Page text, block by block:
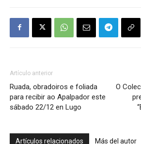
Artículo anterior
Ruada, obradoiros e foliada
para recibir ao Apalpador este
sábado 22/12 en Lugo
O
Artículos relacionados Más del autor